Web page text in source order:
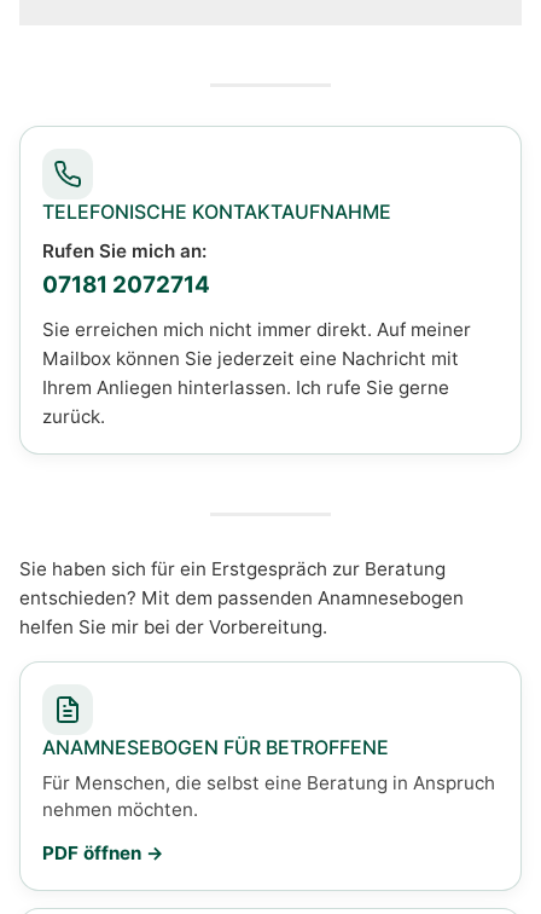
TELEFONISCHE KONTAKTAUFNAHME
Rufen Sie mich an:
07181 2072714
Sie erreichen mich nicht immer direkt. Auf meiner
Mailbox können Sie jederzeit eine Nachricht mit
Ihrem Anliegen hinterlassen. Ich rufe Sie gerne
zurück.
Sie haben sich für ein Erstgespräch zur Beratung
entschieden? Mit dem passenden Anamnesebogen
helfen Sie mir bei der Vorbereitung.
ANAMNESEBOGEN FÜR BETROFFENE
Für Menschen, die selbst eine Beratung in Anspruch
nehmen möchten.
PDF öffnen